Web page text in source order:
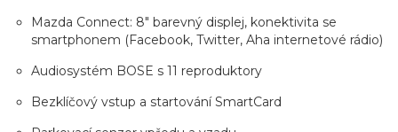
Mazda Connect: 8" barevný displej, konektivita se
smartphonem (Facebook, Twitter, Aha internetové rádio)
Audiosystém BOSE s 11 reproduktory
Bezklíčový vstup a startování SmartCard